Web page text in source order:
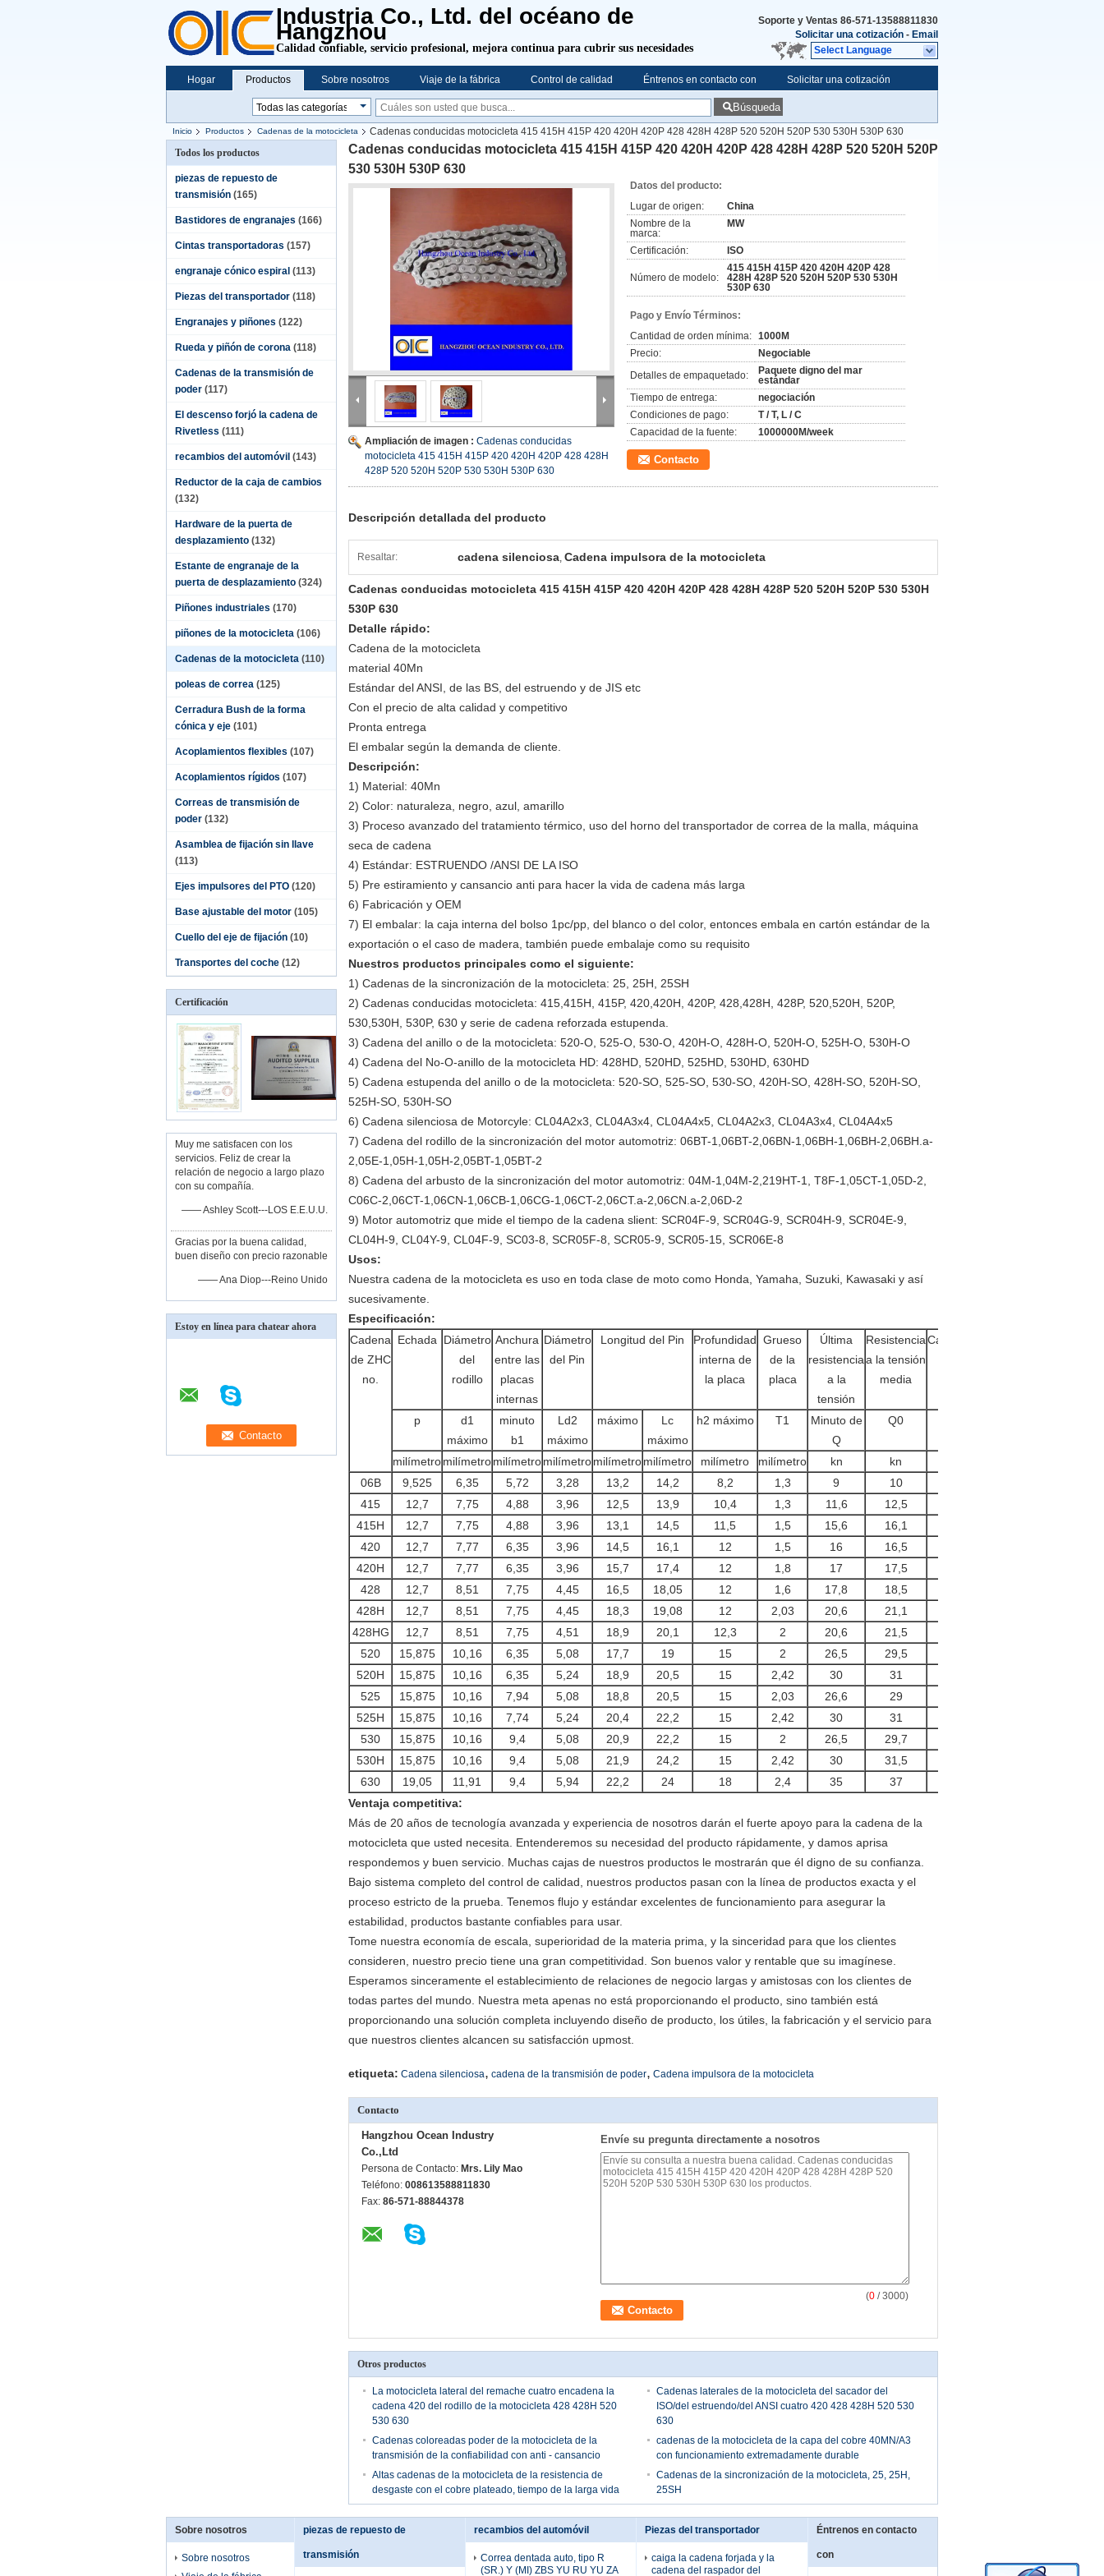
Industria Co., Ltd. del océano de
Hangzhou
Calidad confiable, servicio profesional, mejora continua para cubrir sus necesidades
Soporte y Ventas 86-571-13588811830
Solicitar una cotización - Email
Select Language
Hogar Productos Sobre nosotros Viaje de la fábrica Control de calidad Éntrenos en contacto con Solicitar una cotización
Búsqueda
Inicio Productos Cadenas de la motocicleta
Cadenas conducidas motocicleta 415 415H 415P 420 420H 420P 428 428H 428P 520 520H 520P 530 530H 530P 630
Todos los productos
piezas de repuesto de
transmisión (165)
Bastidores de engranajes (166)
Cintas transportadoras (157)
engranaje cónico espiral (113)
Piezas del transportador (118)
Engranajes y piñones (122)
Rueda y piñón de corona (118)
Cadenas de la transmisión de
poder (117)
El descenso forjó la cadena de
Rivetless (111)
recambios del automóvil (143)
Reductor de la caja de cambios
(132)
Hardware de la puerta de
desplazamiento (132)
Estante de engranaje de la
puerta de desplazamiento (324)
Piñones industriales (170)
piñones de la motocicleta (106)
Cadenas de la motocicleta (110)
poleas de correa (125)
Cerradura Bush de la forma
cónica y eje (101)
Acoplamientos flexibles (107)
Acoplamientos rígidos (107)
Correas de transmisión de
poder (132)
Asamblea de fijación sin llave
(113)
Ejes impulsores del PTO (120)
Base ajustable del motor (105)
Cuello del eje de fijación (10)
Transportes del coche (12)
Certificación
Muy me satisfacen con los
servicios. Feliz de crear la
relación de negocio a largo plazo
con su compañía.
—— Ashley Scott---LOS E.E.U.U.
Gracias por la buena calidad,
buen diseño con precio razonable
—— Ana Diop---Reino Unido
Estoy en línea para chatear ahora
Cadenas conducidas motocicleta 415 415H 415P 420 420H 420P 428 428H 428P 520 520H 520P
530 530H 530P 630
Ampliación de imagen : Cadenas conducidas
motocicleta 415 415H 415P 420 420H 420P 428 428H
428P 520 520H 520P 530 530H 530P 630
Datos del producto:
Lugar de origen:
China
Nombre de la
marca:
MW
Certificación: ISO
Número de modelo:
415 415H 415P 420 420H 420P 428
428H 428P 520 520H 520P 530 530H
530P 630
Pago y Envío Términos:
Cantidad de orden mínima: 1000M
Precio:
Negociable
Detalles de empaquetado:
Paquete digno del mar
estándar
Tiempo de entrega:
negociación
Condiciones de pago:
T / T, L / C
Capacidad de la fuente:
1000000M/week
Contacto
Descripción detallada del producto
Resaltar: cadena silenciosa, Cadena impulsora de la motocicleta
Cadenas conducidas motocicleta 415 415H 415P 420 420H 420P 428 428H 428P 520 520H 520P 530 530H
530P 630
Detalle rápido:
Cadena de la motocicleta
material 40Mn
Estándar del ANSI, de las BS, del estruendo y de JIS etc
Con el precio de alta calidad y competitivo
Pronta entrega
El embalar según la demanda de cliente.
Descripción:
1) Material: 40Mn
2) Color: naturaleza, negro, azul, amarillo
3) Proceso avanzado del tratamiento térmico, uso del horno del transportador de correa de la malla, máquina
seca de cadena
4) Estándar: ESTRUENDO /ANSI DE LA ISO
5) Pre estiramiento y cansancio anti para hacer la vida de cadena más larga
6) Fabricación y OEM
7) El embalar: la caja interna del bolso 1pc/pp, del blanco o del color, entonces embala en cartón estándar de la
exportación o el caso de madera, también puede embalaje como su requisito
Nuestros productos principales como el siguiente:
1) Cadenas de la sincronización de la motocicleta: 25, 25H, 25SH
2) Cadenas conducidas motocicleta: 415,415H, 415P, 420,420H, 420P, 428,428H, 428P, 520,520H, 520P,
530,530H, 530P, 630 y serie de cadena reforzada estupenda.
3) Cadena del anillo o de la motocicleta: 520-O, 525-O, 530-O, 420H-O, 428H-O, 520H-O, 525H-O, 530H-O
4) Cadena del No-O-anillo de la motocicleta HD: 428HD, 520HD, 525HD, 530HD, 630HD
5) Cadena estupenda del anillo o de la motocicleta: 520-SO, 525-SO, 530-SO, 420H-SO, 428H-SO, 520H-SO,
525H-SO, 530H-SO
6) Cadena silenciosa de Motorcyle: CL04A2x3, CL04A3x4, CL04A4x5, CL04A2x3, CL04A3x4, CL04A4x5
7) Cadena del rodillo de la sincronización del motor automotriz: 06BT-1,06BT-2,06BN-1,06BH-1,06BH-2,06BH.a-
2,05E-1,05H-1,05H-2,05BT-1,05BT-2
8) Cadena del arbusto de la sincronización del motor automotriz: 04M-1,04M-2,219HT-1, T8F-1,05CT-1,05D-2,
C06C-2,06CT-1,06CN-1,06CB-1,06CG-1,06CT-2,06CT.a-2,06CN.a-2,06D-2
9) Motor automotriz que mide el tiempo de la cadena slient: SCR04F-9, SCR04G-9, SCR04H-9, SCR04E-9,
CL04H-9, CL04Y-9, CL04F-9, SC03-8, SCR05F-8, SCR05-9, SCR05-15, SCR06E-8
Usos:
Nuestra cadena de la motocicleta es uso en toda clase de moto como Honda, Yamaha, Suzuki, Kawasaki y así
sucesivamente.
Especificación:
Cadena
de ZHC
no.
Echada
Diámetro
del
rodillo
Anchura
entre las
placas
internas
Diámetro
del Pin
Longitud del Pin
Profundidad
interna de
la placa
Grueso
de la
placa
Última
resistencia
a la
tensión
Resistencia
a la tensión
media
Cansancio
p
d1
máximo
minuto
b1
Ld2
máximo
máximo
Lc
máximo
h2 máximo T1
Minuto de
Q
Q0
milímetromilímetromilímetromilímetromilímetromilímetro milímetro milímetro kn kn
06B
9,525 6,35 5,72 3,28 13,2 14,2 8,2 1,3 9
10
415
12,7 7,75 4,88 3,96 12,5 13,9 10,4 1,3 11,6 12,5
415H
12,7 7,75 4,88 3,96 13,1 14,5 11,5 1,5 15,6 16,1
420
12,7 7,77 6,35 3,96 14,5 16,1 12 1,5 16 16,5
420H
12,7 7,77 6,35 3,96 15,7 17,4 12 1,8 17 17,5
428
12,7 8,51 7,75 4,45 16,5 18,05 12 1,6 17,8 18,5
428H
12,7 8,51 7,75 4,45 18,3 19,08 12 2,03 20,6 21,1
428HG
12,7 8,51 7,75 4,51 18,9 20,1 12,3 2 20,6 21,5
520
15,875 10,16 6,35 5,08 17,7 19 15 2 26,5 29,5
520H
15,875 10,16 6,35 5,24 18,9 20,5 15 2,42 30 31
525
15,875 10,16 7,94 5,08 18,8 20,5 15 2,03 26,6 29
525H
15,875 10,16 7,74 5,24 20,4 22,2 15 2,42 30 31
530
15,875 10,16 9,4 5,08 20,9 22,2 15 2 26,5 29,7
530H
15,875 10,16 9,4 5,08 21,9 24,2 15 2,42 30 31,5
630
19,05 11,91 9,4 5,94 22,2 24 18 2,4 35 37
Ventaja competitiva:
Más de 20 años de tecnología avanzada y experiencia de nosotros darán el fuerte apoyo para la cadena de la
motocicleta que usted necesita. Entenderemos su necesidad del producto rápidamente, y damos aprisa
respondemos y buen servicio. Muchas cajas de nuestros productos le mostrarán que él digno de su confianza.
Bajo sistema completo del control de calidad, nuestros productos pasan con la línea de productos exacta y el
proceso estricto de la prueba. Tenemos flujo y estándar excelentes de funcionamiento para asegurar la
estabilidad, productos bastante confiables para usar.
Tome nuestra economía de escala, superioridad de la materia prima, y la sinceridad para que los clientes
consideren, nuestro precio tiene una gran competitividad. Son buenos valor y rentable que su imagínese.
Esperamos sinceramente el establecimiento de relaciones de negocio largas y amistosas con los clientes de
todas partes del mundo. Nuestra meta apenas no está proporcionando el producto, sino también está
proporcionando una solución completa incluyendo diseño de producto, los útiles, la fabricación y el servicio para
que nuestros clientes alcancen su satisfacción upmost.
etiqueta: Cadena silenciosa, cadena de la transmisión de poder, Cadena impulsora de la motocicleta
Contacto
Hangzhou Ocean Industry
Co.,Ltd
Persona de Contacto: Mrs. Lily Mao
Teléfono: 008613588811830
Fax: 86-571-88844378
Envíe su pregunta directamente a nosotros
(0 / 3000)
Otros productos
La motocicleta lateral del remache cuatro encadena la
cadena 420 del rodillo de la motocicleta 428 428H 520
530 630
Cadenas laterales de la motocicleta del sacador del
ISO/del estruendo/del ANSI cuatro 420 428 428H 520 530
630
Cadenas coloreadas poder de la motocicleta de la
transmisión de la confiabilidad con anti - cansancio
cadenas de la motocicleta de la capa del cobre 40MN/A3
con funcionamiento extremadamente durable
Altas cadenas de la motocicleta de la resistencia de
desgaste con el cobre plateado, tiempo de la larga vida
Cadenas de la sincronización de la motocicleta, 25, 25H,
25SH
Sobre nosotros
Sobre nosotros
piezas de repuesto de
transmisión
recambios del automóvil
Correa dentada auto, tipo R
(SR.) Y (MI) ZBS YU RU YU ZA
Piezas del transportador
caiga la cadena forjada y la
cadena del raspador del
Éntrenos en contacto
con